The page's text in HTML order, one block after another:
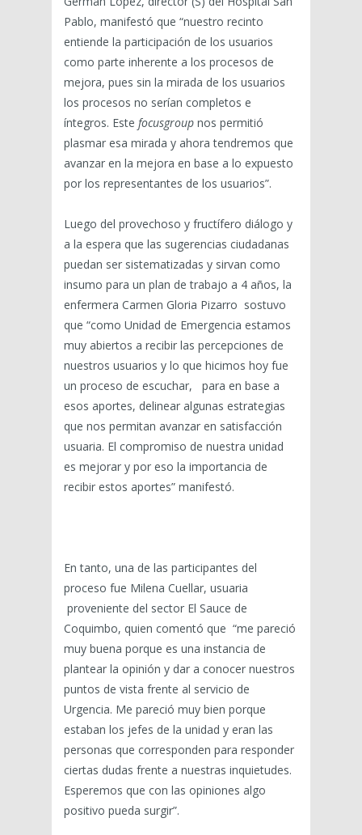
Pablo, manifestó que “nuestro recinto
entiende la participación de los usuarios
como parte inherente a los procesos de
mejora, pues sin la mirada de los usuarios
los procesos no serían completos e
íntegros. Este focusgroup nos permitió
plasmar esa mirada y ahora tendremos que
avanzar en la mejora en base a lo expuesto
por los representantes de los usuarios”.
Luego del provechoso y fructífero diálogo y
a la espera que las sugerencias ciudadanas
puedan ser sistematizadas y sirvan como
insumo para un plan de trabajo a 4 años, la
enfermera Carmen Gloria Pizarro sostuvo
que “como Unidad de Emergencia estamos
muy abiertos a recibir las percepciones de
nuestros usuarios y lo que hicimos hoy fue
un proceso de escuchar, para en base a
esos aportes, delinear algunas estrategias
que nos permitan avanzar en satisfacción
usuaria. El compromiso de nuestra unidad
es mejorar y por eso la importancia de
recibir estos aportes” manifestó.
En tanto, una de las participantes del
proceso fue Milena Cuellar, usuaria
proveniente del sector El Sauce de
Coquimbo, quien comentó que “me pareció
muy buena porque es una instancia de
plantear la opinión y dar a conocer nuestros
puntos de vista frente al servicio de
Urgencia. Me pareció muy bien porque
estaban los jefes de la unidad y eran las
personas que corresponden para responder
ciertas dudas frente a nuestras inquietudes.
Esperemos que con las opiniones algo
positivo pueda surgir”.